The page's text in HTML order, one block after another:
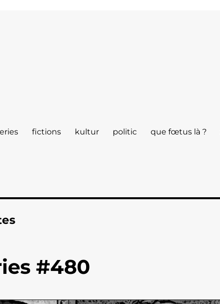
fictions kultur politic que fœtus là ?
#480